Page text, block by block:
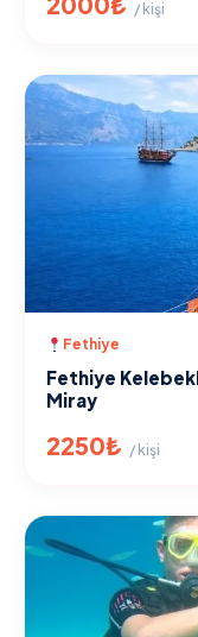
/ kişi
Fethiye
Fethiye
Miray
2250₺ / kişi